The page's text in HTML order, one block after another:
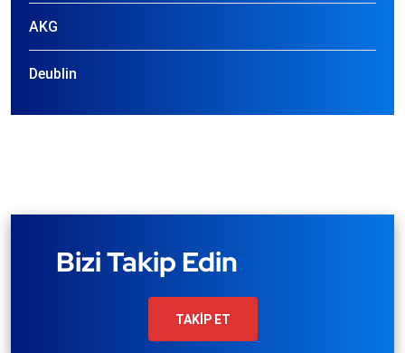
AKG
Deublin
Bizi Takip Edin
TAKİP ET